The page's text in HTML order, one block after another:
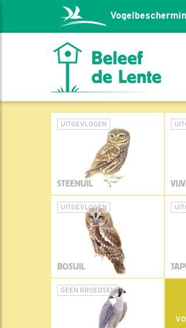
UITGEVLOGEN
STEENUIL
UITGEVLOGEN
BOSUIL
GEEN BROEDSEL